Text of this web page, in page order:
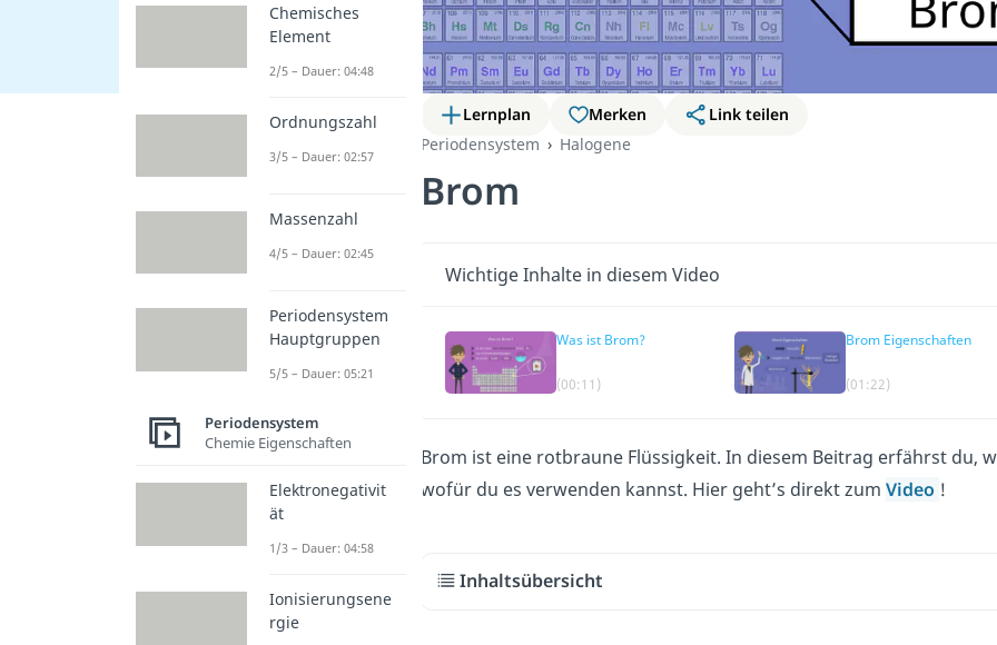
Lernplan Merken
Link teilen
Periodensystem
Halogene
Brom
Wichtige Inhalte in diesem Video
Was ist Brom?
(00:11)
Brom Eigenschaften
(01:22)
Brom ist eine rotbraune Flüssigkeit. In diesem Beitrag erfährst du,
wofür du es verwenden kannst. Hier geht’s direkt zum Video !
Inhaltsübersicht
Chemisches
Element
2/5 – Dauer: 04:48
Ordnungszahl
3/5 – Dauer: 02:57
Massenzahl
4/5 – Dauer: 02:45
Periodensystem
Hauptgruppen
5/5 – Dauer: 05:21
Periodensystem
Chemie Eigenschaften
Elektronegativit
ät
1/3 – Dauer: 04:58
Ionisierungsene
rgie